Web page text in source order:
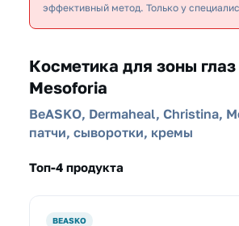
эффективный метод. Только у
Косметика для зоны глаз
Mesoforia
BeASKO, Dermaheal, Christina,
патчи, сыворотки, кремы
Топ-4 продукта
BEASKO